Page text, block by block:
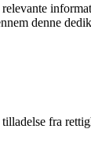
denne
fra